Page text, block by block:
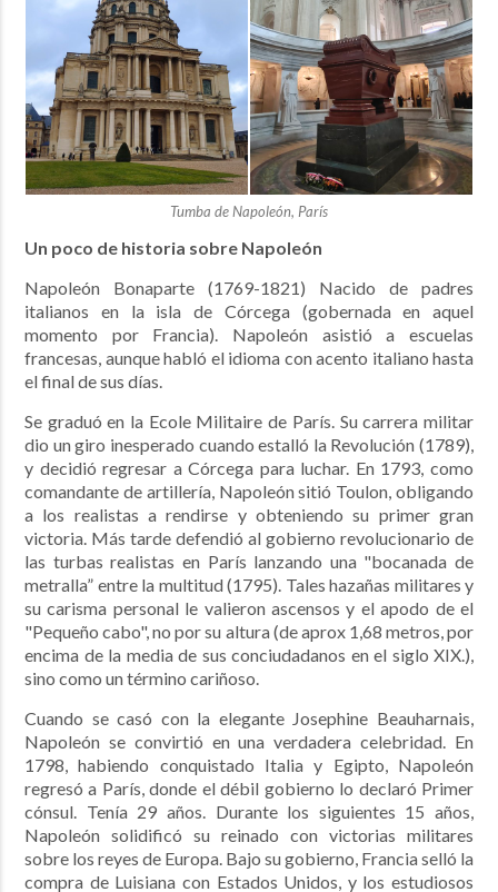
Tumba de Napoleón, París
Un poco de historia sobre Napoleón
Napoleón Bonaparte (1769-1821) Nacido de padres
italianos en la isla de Córcega (gobernada en aquel
momento por Francia). Napoleón asistió a escuelas
francesas, aunque habló el idioma con acento italiano hasta
el final de sus días.
Se graduó en la Ecole Militaire de París. Su carrera militar
dio un giro inesperado cuando estalló la Revolución (1789),
y decidió regresar a Córcega para luchar. En 1793, como
comandante de artillería, Napoleón sitió Toulon, obligando
a los realistas a rendirse y obteniendo su primer gran
victoria. Más tarde defendió al gobierno revolucionario de
las turbas realistas en París lanzando una "bocanada de
metralla” entre la multitud (1795). Tales hazañas militares y
su carisma personal le valieron ascensos y el apodo de el
"Pequeño cabo", no por su altura (de aprox 1,68 metros, por
encima de la media de sus conciudadanos en el siglo XIX.),
sino como un término cariñoso.
Cuando se casó con la elegante Josephine Beauharnais,
Napoleón se convirtió en una verdadera celebridad. En
1798, habiendo conquistado Italia y Egipto, Napoleón
regresó a París, donde el débil gobierno lo declaró Primer
cónsul. Tenía 29 años. Durante los siguientes 15 años,
Napoleón solidificó su reinado con victorias militares
sobre los reyes de Europa. Bajo su gobierno, Francia selló la
compra de Luisiana con Estados Unidos, y los estudiosos